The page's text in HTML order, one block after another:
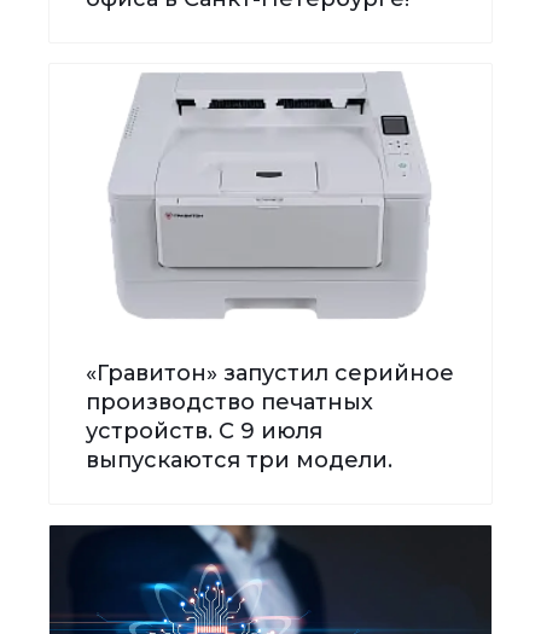
«Гравитон» запустил серийное
производство печатных
устройств. С 9 июля
выпускаются три модели.